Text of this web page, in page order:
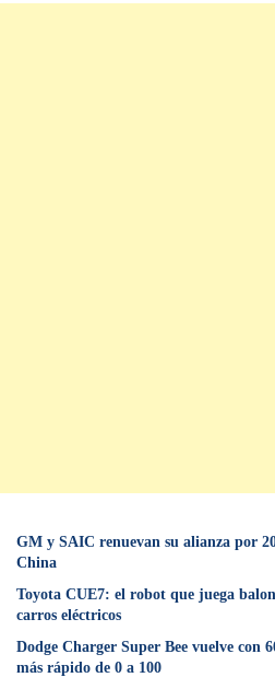
GM y SAIC renuevan su alianza por
China
Toyota CUE7: el robot que juega
carros eléctricos
Dodge Charger Super Bee vuelve con
más rápido de 0 a 100